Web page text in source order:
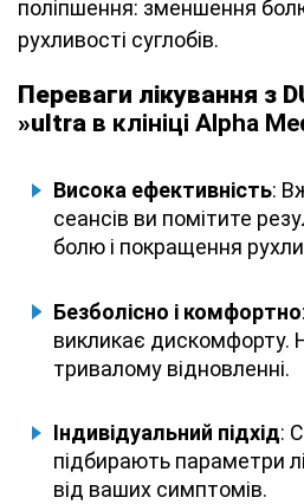
поліпшення: зменшення
рухливості суглобів.
Переваги лікування з
»ultra в клініці Alpha
Висока ефективність:
сеансів ви помітите
болю і покращення
Безболісно і комфортно
викликає дискомфорту.
тривалому відновленні.
Індивідуальний підхід:
підбирають параметри
від ваших симптомів.